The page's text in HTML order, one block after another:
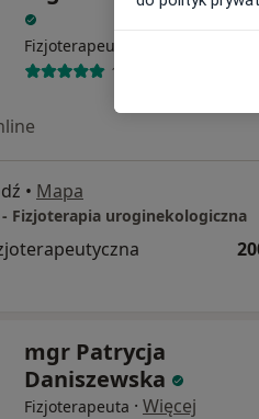
Fizjoterapeuta
140 opinii
• Mapa
- Fizjoterapia uroginekologiczna
mgr Patrycja
Daniszewska
Fizjoterapeuta · Więcej